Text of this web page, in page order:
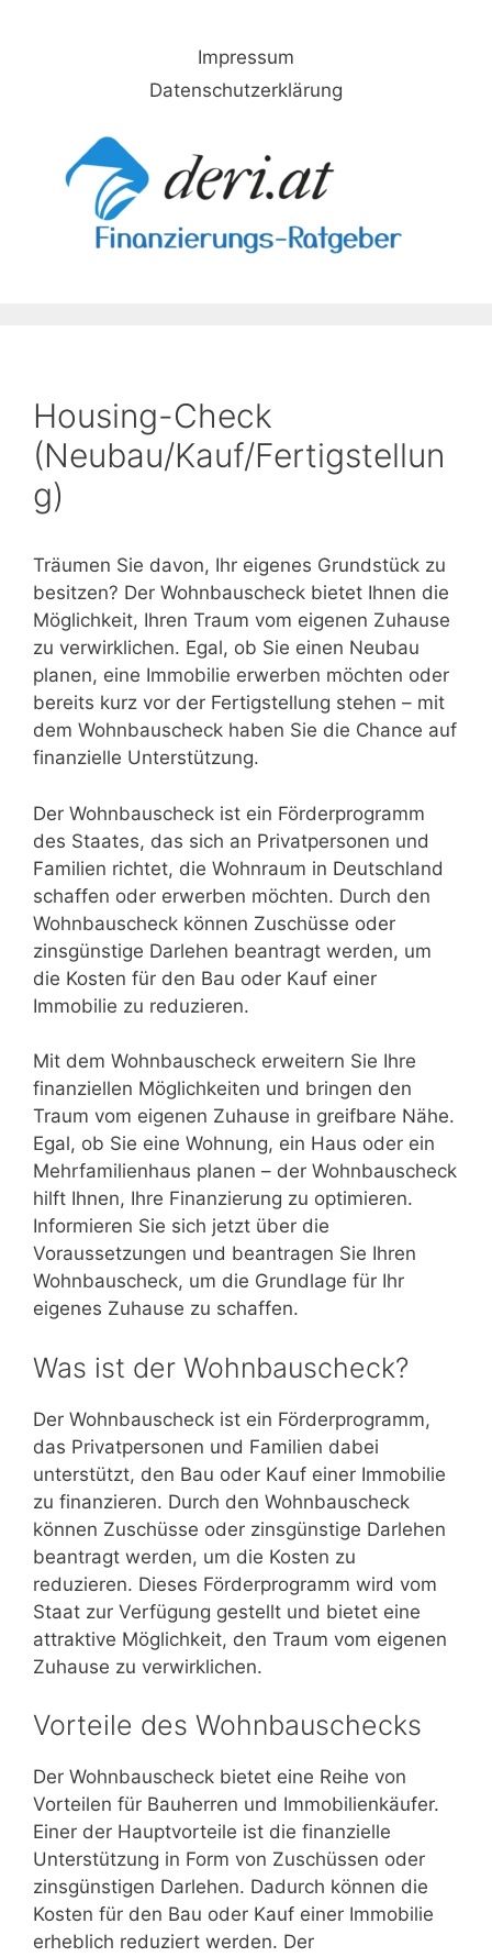
Impressum
Datenschutzerklärung
Housing-Check
(Neubau/Kauf/Fertigstellun
g)
Träumen Sie davon, Ihr eigenes Grundstück zu
besitzen? Der Wohnbauscheck bietet Ihnen die
Möglichkeit, Ihren Traum vom eigenen Zuhause
zu verwirklichen. Egal, ob Sie einen Neubau
planen, eine Immobilie erwerben möchten oder
bereits kurz vor der Fertigstellung stehen – mit
dem Wohnbauscheck haben Sie die Chance auf
finanzielle Unterstützung.
Der Wohnbauscheck ist ein Förderprogramm
des Staates, das sich an Privatpersonen und
Familien richtet, die Wohnraum in Deutschland
schaffen oder erwerben möchten. Durch den
Wohnbauscheck können Zuschüsse oder
zinsgünstige Darlehen beantragt werden, um
die Kosten für den Bau oder Kauf einer
Immobilie zu reduzieren.
Mit dem Wohnbauscheck erweitern Sie Ihre
finanziellen Möglichkeiten und bringen den
Traum vom eigenen Zuhause in greifbare Nähe.
Egal, ob Sie eine Wohnung, ein Haus oder ein
Mehrfamilienhaus planen – der Wohnbauscheck
hilft Ihnen, Ihre Finanzierung zu optimieren.
Informieren Sie sich jetzt über die
Voraussetzungen und beantragen Sie Ihren
Wohnbauscheck, um die Grundlage für Ihr
eigenes Zuhause zu schaffen.
Was ist der Wohnbauscheck?
Der Wohnbauscheck ist ein Förderprogramm,
das Privatpersonen und Familien dabei
unterstützt, den Bau oder Kauf einer Immobilie
zu finanzieren. Durch den Wohnbauscheck
können Zuschüsse oder zinsgünstige Darlehen
beantragt werden, um die Kosten zu
reduzieren. Dieses Förderprogramm wird vom
Staat zur Verfügung gestellt und bietet eine
attraktive Möglichkeit, den Traum vom eigenen
Zuhause zu verwirklichen.
Vorteile des Wohnbauschecks
Der Wohnbauscheck bietet eine Reihe von
Vorteilen für Bauherren und Immobilienkäufer.
Einer der Hauptvorteile ist die finanzielle
Unterstützung in Form von Zuschüssen oder
zinsgünstigen Darlehen. Dadurch können die
Kosten für den Bau oder Kauf einer Immobilie
erheblich reduziert werden. Der